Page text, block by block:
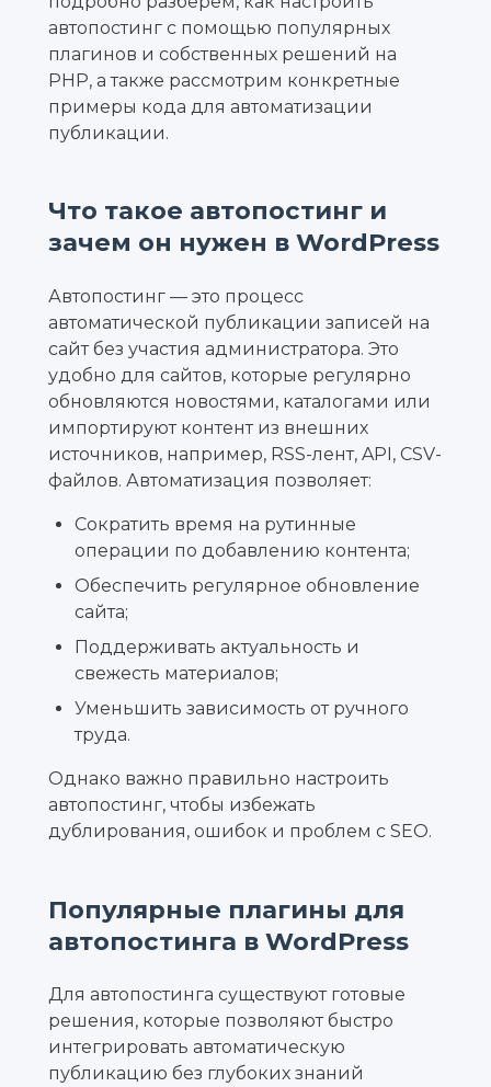
автопостинг с помощью популярных
плагинов и собственных решений на
PHP, а также рассмотрим конкретные
примеры кода для автоматизации
публикации.
Что такое автопостинг и
зачем он нужен в WordPress
Автопостинг — это процесс
автоматической публикации записей на
сайт без участия администратора. Это
удобно для сайтов, которые регулярно
обновляются новостями, каталогами или
импортируют контент из внешних
источников, например, RSS-лент, API, CSV-
файлов. Автоматизация позволяет:
Сократить время на рутинные
операции по добавлению контента;
Обеспечить регулярное обновление
сайта;
Поддерживать актуальность и
свежесть материалов;
Уменьшить зависимость от ручного
труда.
Однако важно правильно настроить
автопостинг, чтобы избежать
дублирования, ошибок и проблем с SEO.
Популярные плагины для
автопостинга в WordPress
Для автопостинга существуют готовые
решения, которые позволяют быстро
интегрировать автоматическую
публикацию без глубоких знаний